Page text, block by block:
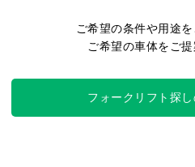
ご希望の条件や用途を
ご希望の車体をご提
フォークリフト探